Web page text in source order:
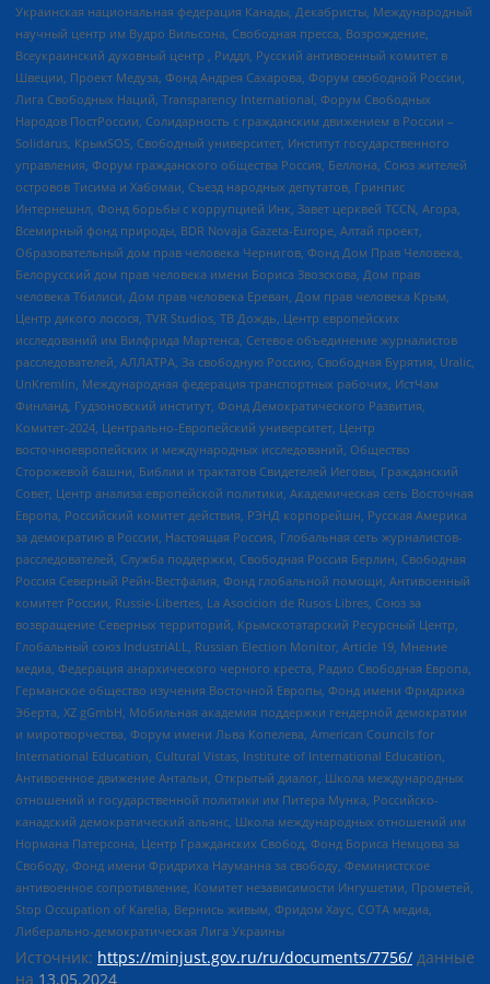
Украинская национальная федерация Канады, Декабристы, Международный
научный центр им Вудро Вильсона, Свободная пресса, Возрождение,
Всеукраинский духовный центр , Риддл, Русский антивоенный комитет в
Швеции, Проект Медуза, Фонд Андрея Сахарова, Форум свободной России,
Лига Свободных Наций, Transparеncy International, Форум Свободных
Народов ПостРоссии, Солидарность с гражданским движением в России –
Solidarus, КрымSOS, Свободный университет, Институт государственного
управления, Форум гражданского общества Россия, Беллона, Союз жителей
островов Тисима и Хабомаи, Съезд народных депутатов, Гринпис
Интернешнл, Фонд борьбы с коррупцией Инк, Завет церквей TCCN, Агора,
Всемирный фонд природы, BDR Novaja Gazeta-Europe, Алтай проект,
Образовательный дом прав человека Чернигов, Фонд Дом Прав Человека,
Белорусский дом прав человека имени Бориса Звозскова, Дом прав
человека Тбилиси, Дом прав человека Ереван, Дом прав человека Крым,
Центр дикого лосося, TVR Studios, ТВ Дождь, Центр европейских
исследований им Вилфрида Мартенса, Сетевое объединение журналистов
расследователей, АЛЛАТРА, За свободную Россию, Свободная Бурятия, Uralic,
UnKremlin, Международная федерация транспортных рабочих, ИстЧам
Финланд, Гудзоновский институт, Фонд Демократического Развития,
Комитет-2024, Центрально-Европейский университет, Центр
восточноевропейских и международных исследований, Общество
Сторожевой башни, Библии и трактатов Свидетелей Иеговы, Гражданский
Совет, Центр анализа европейской политики, Академическая сеть Восточная
Европа, Российский комитет действия, РЭНД корпорейшн, Русская Америка
за демократию в России, Настоящая Россия, Глобальная сеть журналистов-
расследователей, Служба поддержки, Свободная Россия Берлин, Свободная
Россия Северный Рейн-Вестфалия, Фонд глобальной помощи, Антивоенный
комитет России, Russie-Libertes, La Asocicion de Rusos Libres, Союз за
возвращение Северных территорий, Крымскотатарский Ресурсный Центр,
Глобальный союз IndustriALL, Russian Election Monitor, Article 19, Мнение
медиа, Федерация анархического черного креста, Радио Свободная Европа,
Германское общество изучения Восточной Европы, Фонд имени Фридриха
Эберта, XZ gGmbH, Мобильная академия поддержки гендерной демократии
и миротворчества, Форум имени Льва Копелева, American Councils for
International Education, Cultural Vistas, Institute of International Education,
Антивоенное движение Антальи, Открытый диалог, Школа международных
отношений и государственной политики им Питера Мунка, Российско-
канадский демократический альянс, Школа международных отношений им
Нормана Патерсона, Центр Гражданских Свобод, Фонд Бориса Немцова за
Свободу, Фонд имени Фридриха Науманна за свободу, Феминистское
антивоенное сопротивление, Комитет независимости Ингушетии, Прометей,
Stop Occupation of Karelia, Вернись живым, Фридом Хаус, СОТА медиа,
Либерально-демократическая Лига Украины
Источник: https://minjust.gov.ru/ru/documents/7756/ данные
на 13.05.2024